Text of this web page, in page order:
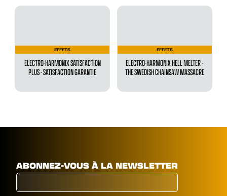
EFFETS
ELECTRO-HARMONIX SATISFACTION
PLUS - SATISFACTION GARANTIE
EFFETS
ELECTRO-HARMONIX HELL MELTER -
THE SWEDISH CHAINSAW MASSACRE
ABONNEZ-VOUS À LA NEWSLETTER